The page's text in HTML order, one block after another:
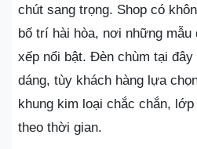
chút sang trọng. Shop có
bố trí hài hòa, nơi những
xếp nổi bật. Đèn chùm tại
dáng, tùy khách hàng lựa
khung kim loại chắc chắn,
theo thời gian.